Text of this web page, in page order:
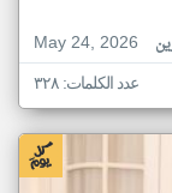
May 24, 2026
عدد الكلمات: ٣٢٨